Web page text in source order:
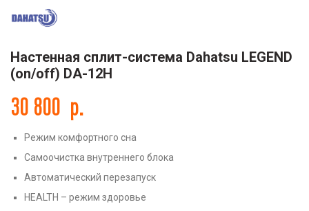
Настенная сплит-система Dahatsu LEGEND
(on/off) DA-12H
30 800 р.
Режим комфортного сна
Самоочистка внутреннего блока
Автоматический перезапуск
HEALTH – режим здоровье